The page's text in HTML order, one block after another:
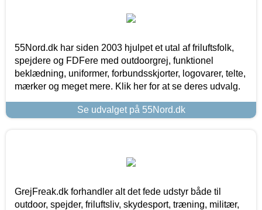
55Nord.dk har siden 2003 hjulpet et utal af friluftsfolk,
spejdere og FDFere med outdoorgrej, funktionel
beklædning, uniformer, forbundsskjorter, logovarer, telte,
mærker og meget mere. Klik her for at se deres udvalg.
Se udvalget på 55Nord.dk
GrejFreak.dk forhandler alt det fede udstyr både til
outdoor, spejder, friluftsliv, skydesport, træning, militær,